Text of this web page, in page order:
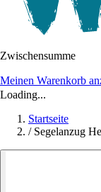
Zwischensumme
Meinen Warenkorb
Loading...
Startseite
/ Segelanzug